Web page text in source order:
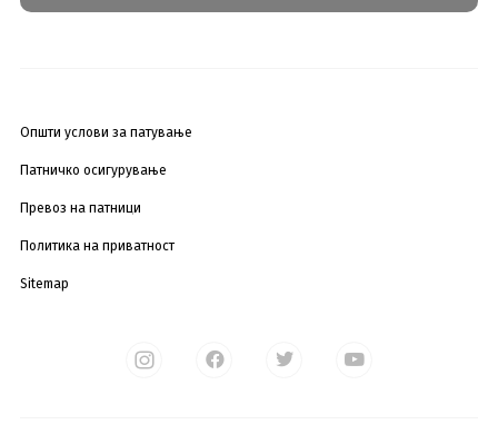
Општи услови за патување
Патничко осигурување
Превоз на патници
Политика на приватност
Sitemap